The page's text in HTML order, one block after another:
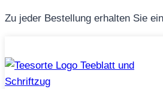
Zum
Zu jeder Bestellung erhalten Sie